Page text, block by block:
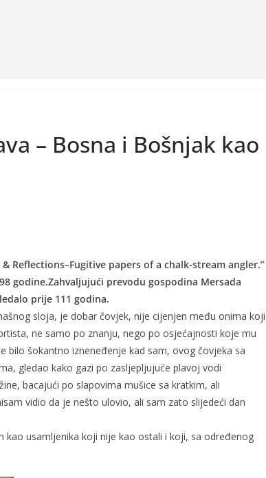
– Bosna i Bošnjak kao
Reflections–Fugitive papers of a chalk-stream angler.”
godine.Zahvaljujući prevodu gospodina Mersada
prije 111 godina.
sloja, je dobar čovjek, nije cijenjen među onima koji
ne samo po znanju, nego po osjećajnosti koje mu
bilo šokantno izneneđenje kad sam, ovog čovjeka sa
gledao kako gazi po zasljepljujuće plavoj vodi
bacajući po slapovima mušice sa kratkim, ali
vidio da je nešto ulovio, ali sam zato slijedeći dan
usamljenika koji nije kao ostali i koji, sa određenog